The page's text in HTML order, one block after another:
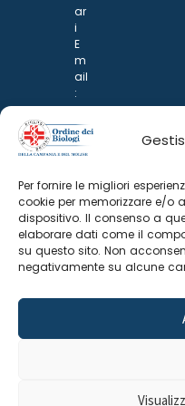
Per fornire le migliori
cookie per memorizzare e/o
dispositivo. Il consenso a
elaborare dati come il
su questo sito. Non
negativamente su alcune
ar
i
E
m
ail
:
rp
d
@
p
n
ar
i.it